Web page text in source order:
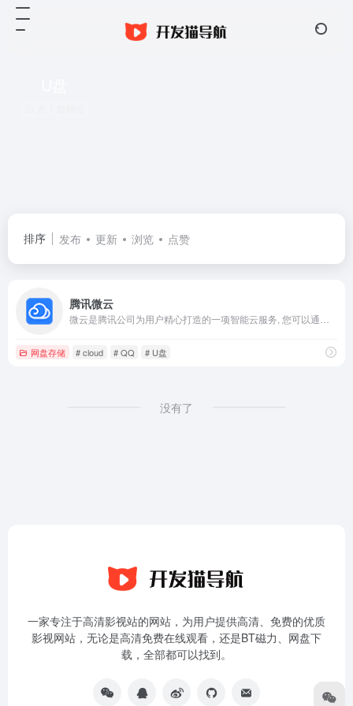
排序 发布 更新 浏览 点赞
腾讯微云
网盘存储 # cloud # QQ # U盘
没有了
一家专注于高清影视站的网站，为用户提供高清、免费的优质
影视网站，无论是高清免费在线观看，还是BT磁力、网盘下
载，全部都可以找到。